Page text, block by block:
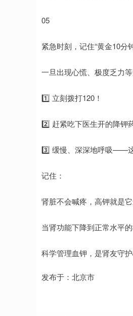
05
紧急时刻，记住“黄金10分
一旦出现心慌、极度乏力等
1️⃣ 立刻拨打120！
2️⃣ 赶紧吃下医生开的降钾
3️⃣ 缓慢、深深地呼吸——
记住：
肾脏不会喊疼，高钾就是
当肾功能下降到正常水平
科学管理血钾，是肾友守
发布于：北京市